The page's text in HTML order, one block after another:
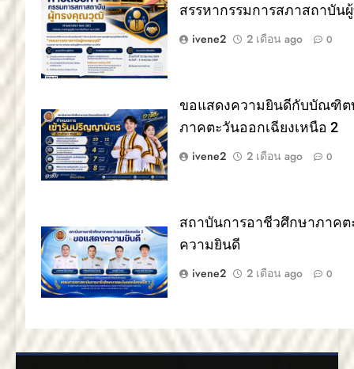
สรรหากรรมการสภาสถาบั
ivene2
2 เดือน ago 0
ขอแสดงความยินดีกับบัณฑิต
ภาคตะวันออกเฉียงเหนือ 2
ivene2
2 เดือน ago 0
สถาบันการอาชีวศึกษาภาคต
ความยินดี
ivene2
2 เดือน ago 0